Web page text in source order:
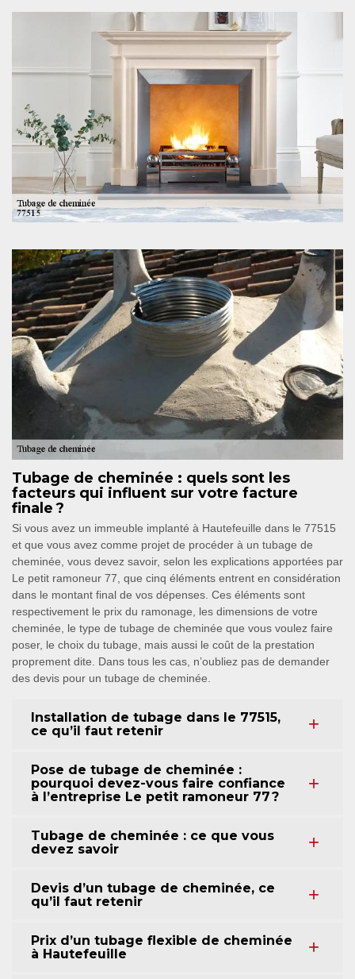
Tubage de cheminée : quels sont les
facteurs qui influent sur votre facture
finale ?
Si vous avez un immeuble implanté à Hautefeuille dans le 77515
et que vous avez comme projet de procéder à un tubage de
cheminée, vous devez savoir, selon les explications apportées par
Le petit ramoneur 77, que cinq éléments entrent en considération
dans le montant final de vos dépenses. Ces éléments sont
respectivement le prix du ramonage, les dimensions de votre
cheminée, le type de tubage de cheminée que vous voulez faire
poser, le choix du tubage, mais aussi le coût de la prestation
proprement dite. Dans tous les cas, n’oubliez pas de demander
des devis pour un tubage de cheminée.
Installation de tubage dans le 77515,
ce qu’il faut retenir
Pose de tubage de cheminée :
pourquoi devez-vous faire confiance
à l’entreprise Le petit ramoneur 77 ?
Tubage de cheminée : ce que vous
devez savoir
Devis d’un tubage de cheminée, ce
qu’il faut retenir
Prix d’un tubage flexible de cheminée
à Hautefeuille